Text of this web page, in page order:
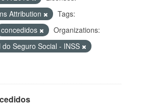
Attribution
Tags:
concedidos
Organizations:
Seguro Social - INSS